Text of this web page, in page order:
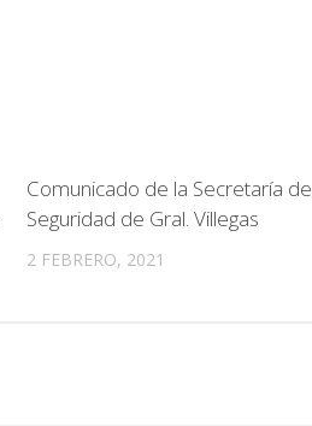
Comunicado de la Secretaría de
Seguridad de Gral. Villegas
2 FEBRERO, 2021